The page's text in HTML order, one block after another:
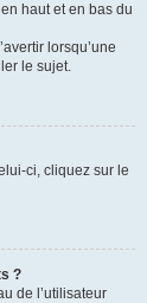
haut et en bas du
lorsqu’une
le sujet.
ci, cliquez sur le
?
de l’utilisateur